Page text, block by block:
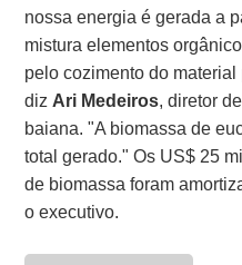
nossa energia é gerada a
mistura elementos
pelo cozimento do
diz Ari Medeiros, diretor
baiana. "A biomassa de
total gerado." Os US$ 25
de biomassa foram
o executivo.